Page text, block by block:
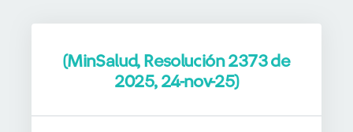
(MinSalud, Resolución 2373 de
2025, 24-nov-25)